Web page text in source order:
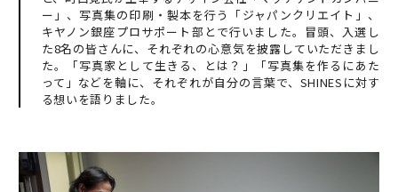
ー」、写真集の印刷・製本を行う「ジャパンクリエイト」、
キヤノン銀座プロサポート部とで行いました。冒頭、入選し
た8名の皆さんに、それぞれの心意気を披露していただきまし
た。「写真家として生きる、とは？」「写真集を作るにあた
って」などを軸に、それぞれが自分の言葉で、SHINESに対す
る想いを語りました。